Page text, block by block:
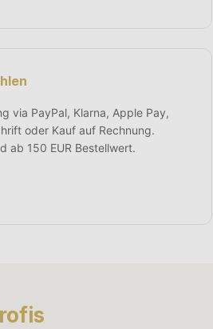
via PayPal, Klarna, Apple Pay,
oder Kauf auf Rechnung.
ab 150 EUR Bestellwert.